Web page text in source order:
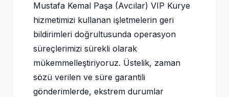
Mustafa Kemal Paşa (Avcılar) VIP Kurye
hizmetimizi kullanan işletmelerin geri
bildirimleri doğrultusunda operasyon
süreçlerimizi sürekli olarak
mükemmelleştiriyoruz. Üstelik, zaman
sözü verilen ve süre garantili
gönderimlerde, ekstrem durumlar